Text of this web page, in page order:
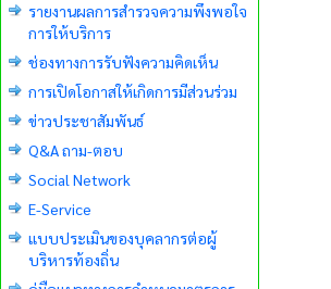
รายงานผลการสำรวจความพึงพอใจ
การให้บริการ
ช่องทางการรับฟังความคิดเห็น
การเปิดโอกาสให้เกิดการมีส่วนร่วม
ข่าวประชาสัมพันธ์
Q&A ถาม-ตอบ
Social Network
E-Service
แบบประเมินของบุคลากรต่อผู้
บริหารท้องถิ่น